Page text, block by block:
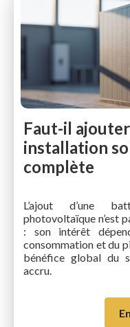
Faut-il
installation
complète
L’ajout d’une
photovoltaïque n’est
: son intérêt
consommation et du
bénéfice global du
accru.